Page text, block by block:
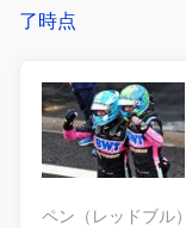
了時点
ペン（レッドブル